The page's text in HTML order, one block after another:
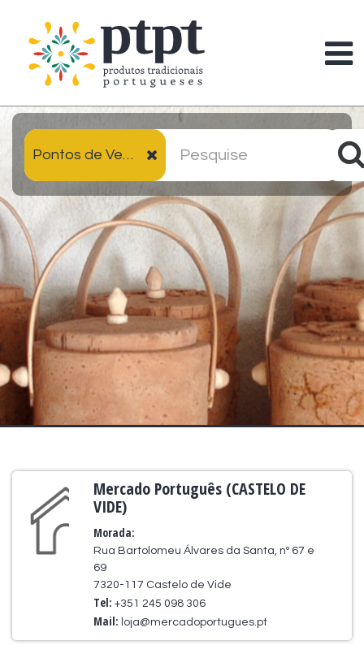
Pontos de Venda
Mercado Português (CASTELO DE
VIDE)
Morada:
Rua Bartolomeu Álvares da Santa, nº 67 e
69
7320-117 Castelo de Vide
Tel:+351 245 098 306
Mail: loja@mercadoportugues.pt